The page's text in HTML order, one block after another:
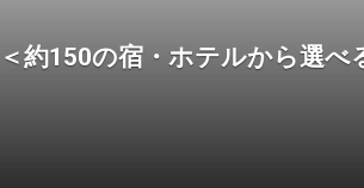
150の宿・ホテルから選べ